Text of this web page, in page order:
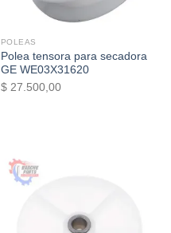
POLEAS
Polea tensora para secadora
GE WE03X31620
$27.500,00